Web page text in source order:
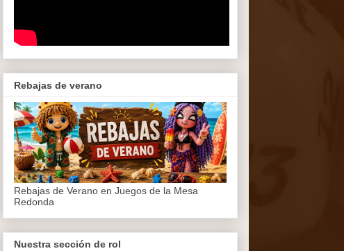
Rebajas de verano
Rebajas de Verano en Juegos de la Mesa
Redonda
Nuestra sección de rol